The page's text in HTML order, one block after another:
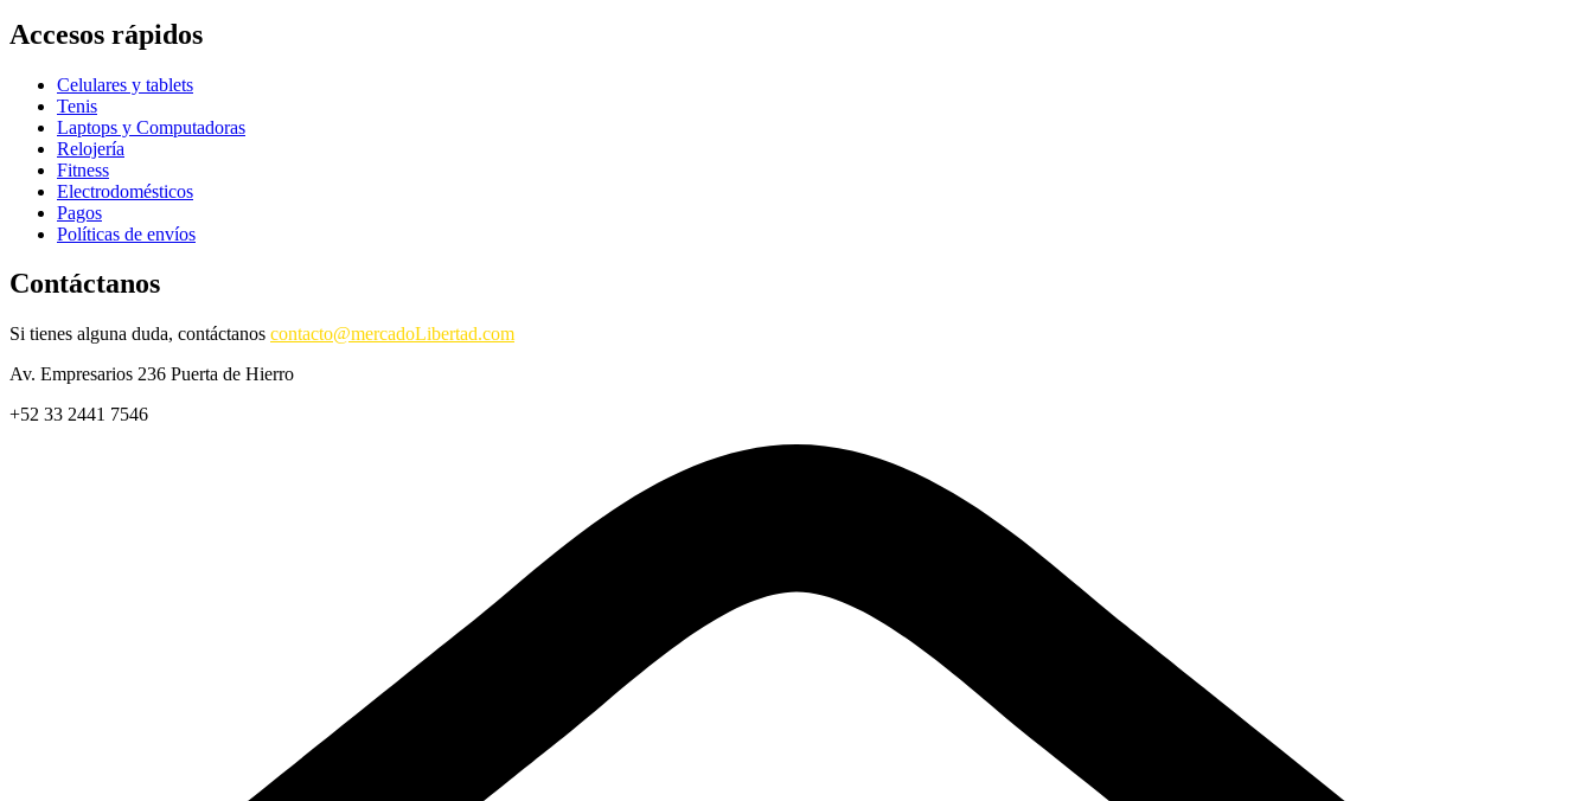
Accesos rápidos
Celulares y tablets
Tenis
Laptops y Computadoras
Relojería
Fitness
Electrodomésticos
Pagos
Políticas de envíos
Contáctanos
Si tienes alguna duda, contáctanos contacto@mercadoLibertad.com
Av. Empresarios 236 Puerta de Hierro
+52 33 2441 7546